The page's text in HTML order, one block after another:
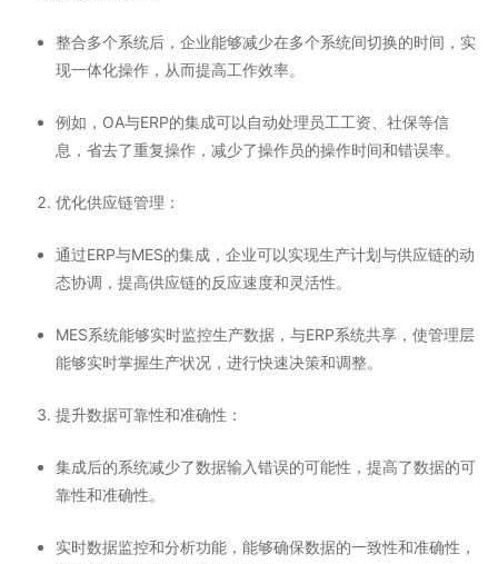
荣誉资质
整合多个系统后，企业能够减少在多个系统间切换的时间，实
现一体化操作，从而提高工作效率。
例如，OA与ERP的集成可以自动处理员工工资、社保等信
息，省去了重复操作，减少了操作员的操作时间和错误率。
优化供应链管理 ：
通过ERP与MES的集成，企业可以实现生产计划与供应链的动
态协调，提高供应链的反应速度和灵活性。
MES系统能够实时监控生产数据，与ERP系统共享，使管理层
能够实时掌握生产状况，进行快速决策和调整。
提升数据可靠性和准确性 ：
集成后的系统减少了数据输入错误的可能性，提高了数据的可
靠性和准确性。
实时数据监控和分析功能，能够确保数据的一致性和准确性，